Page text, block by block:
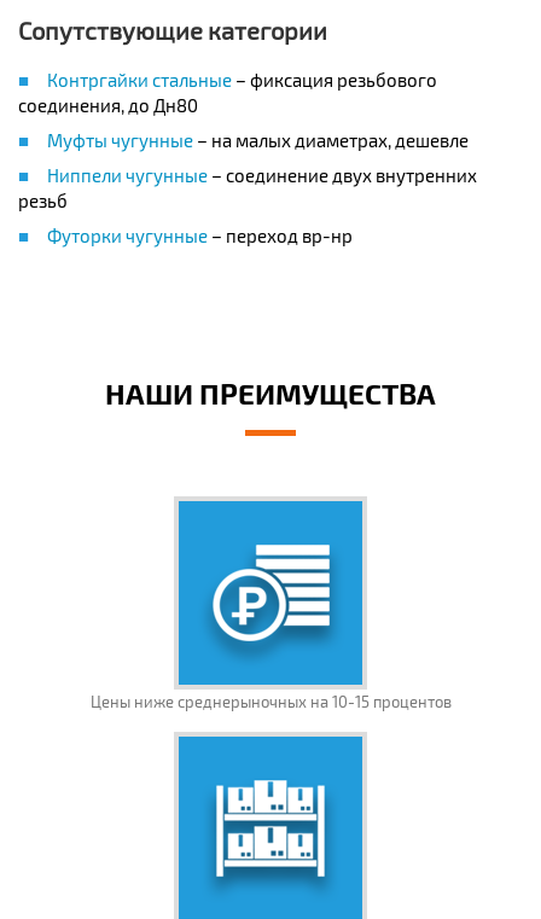
Сопутствующие категории
Контргайки стальные – фиксация резьбового
соединения, до Дн80
Муфты чугунные – на малых диаметрах, дешевле
Ниппели чугунные – соединение двух внутренних
резьб
Футорки чугунные – переход вр-нр
НАШИ ПРЕИМУЩЕСТВА
Цены ниже среднерыночных на 10-15 процентов